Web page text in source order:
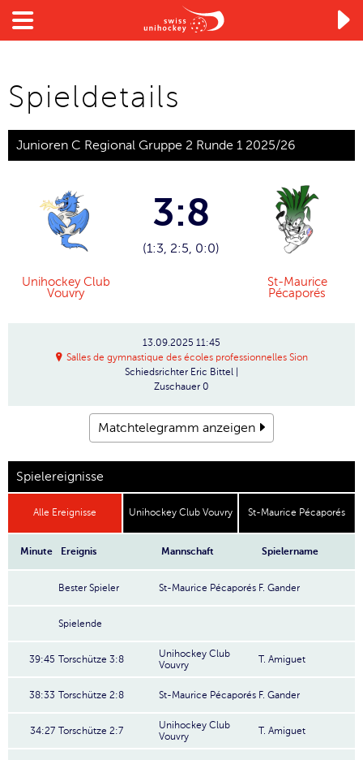

Spieldetails
Junioren C Regional Gruppe 2 Runde 1 2025/26
Unihockey Club
Vouvry
3:8
(1:3, 2:5, 0:0)
St-Maurice
Pécaporés
13.09.2025 11:45
Salles de gymnastique des écoles professionnelles Sion
Schiedsrichter Eric Bittel |
Zuschauer 0
Matchtelegramm anzeigen
Spielereignisse
Alle Ereignisse Unihockey Club Vouvry St-Maurice Pécaporés
Minute Ereignis Mannschaft Spielername
Bester Spieler St-Maurice Pécaporés F. Gander
Spielende
39:45 Torschütze 3:8
Unihockey Club
Vouvry
T. Amiguet
38:33 Torschütze 2:8 St-Maurice Pécaporés F. Gander
34:27 Torschütze 2:7
Unihockey Club
Vouvry
T. Amiguet